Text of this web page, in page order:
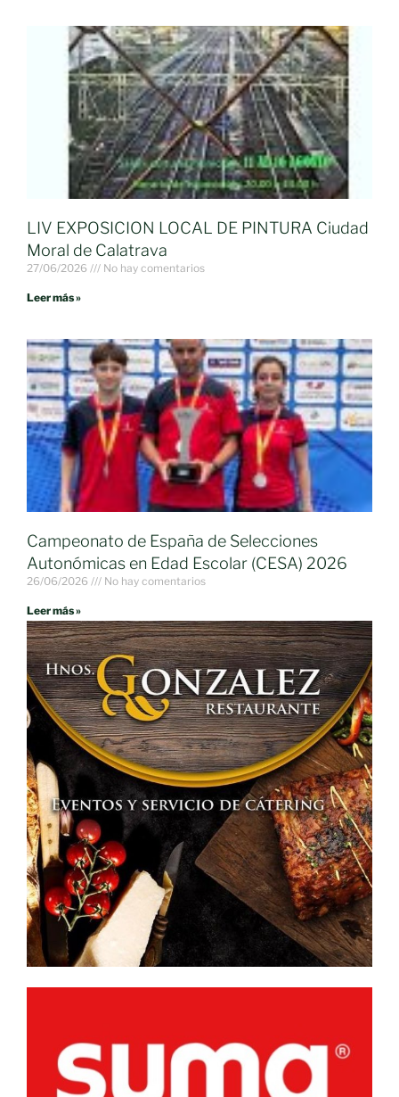
LIV EXPOSICION LOCAL DE PINTURA Ciudad
Moral de Calatrava
27/06/2026 No hay comentarios
Leer más »
Campeonato de España de Selecciones
Autonómicas en Edad Escolar (CESA) 2026
26/06/2026 No hay comentarios
Leer más »